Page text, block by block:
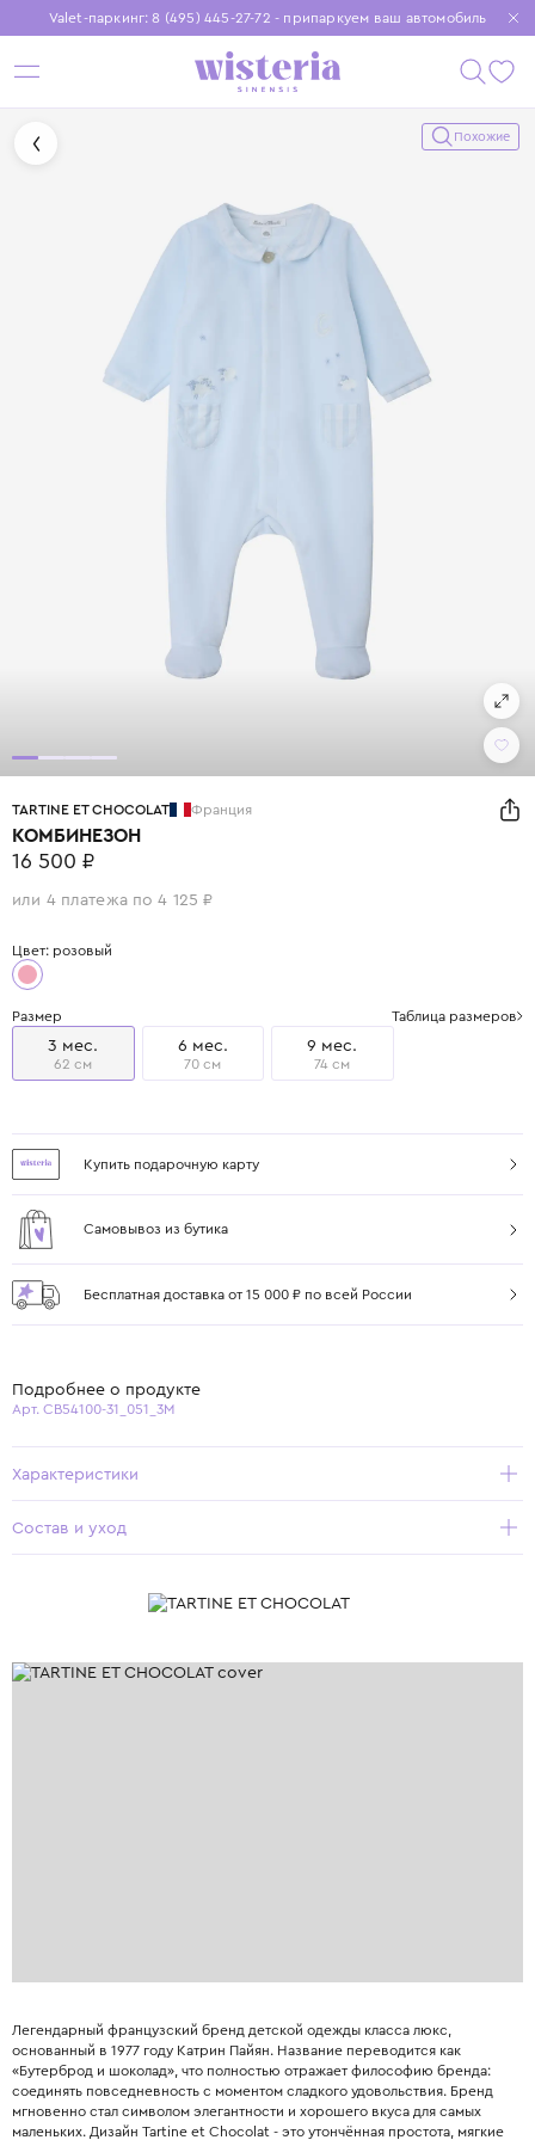
Valet-паркинг: 8 (495) 445-27-72 - припаркуем ваш автомобиль
Бесплатная доставка при заказе от 15 000 ₽
Установите приложение, чтобы покупки были еще удобнее
Похожие
TARTINE ET CHOCOLAT Франция
КОМБИНЕЗОН
16 500 ₽
или 4 платежа по 4 125 ₽
Цвет: розовый
Размер Таблица размеров
3 мес.
62 см
6 мес.
70 см
9 мес.
74 см
Купить подарочную карту
Самовывоз из бутика
Бесплатная доставка от 15 000 ₽ по всей России
Подробнее о продукте
Арт. CB54100-31_051_3M
Характеристики
Состав и уход
Легендарный французский бренд детской одежды класса люкс,
основанный в 1977 году Катрин Пайян. Название переводится как
«Бутерброд и шоколад», что полностью отражает философию бренда:
соединять повседневность с моментом сладкого удовольствия. Бренд
мгновенно стал символом элегантности и хорошего вкуса для самых
маленьких. Дизайн Tartine et Chocolat - это утончённая простота, мягкие